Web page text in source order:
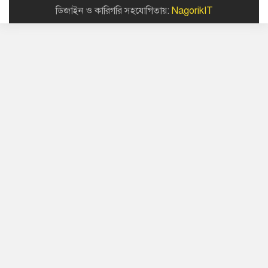
ডিজাইন ও কারিগরি সহযোগিতায়: NagorikIT